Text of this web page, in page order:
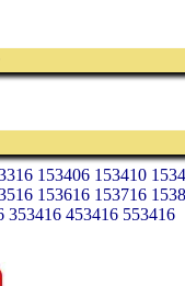
153406 153410
153616 153716
353416 453416 553416